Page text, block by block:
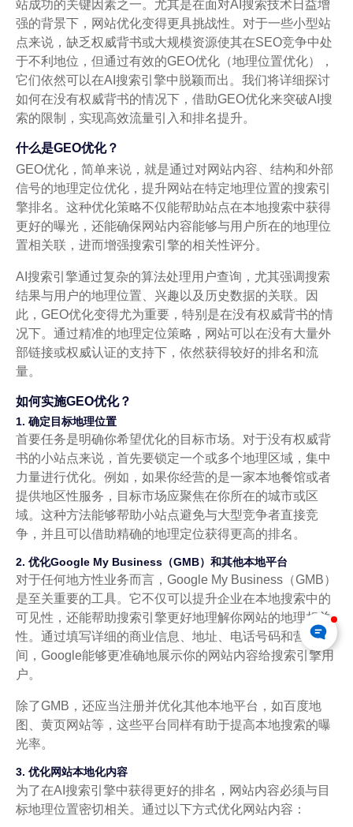
站成功的关键因素之一。尤其是在面对AI搜索技术日益增
强的背景下，网站优化变得更具挑战性。对于一些小型站
点来说，缺乏权威背书或大规模资源使其在SEO竞争中处
于不利地位，但通过有效的GEO优化（地理位置优化），
它们依然可以在AI搜索引擎中脱颖而出。我们将详细探讨
如何在没有权威背书的情况下，借助GEO优化来突破AI搜
索的限制，实现高效流量引入和排名提升。
什么是GEO优化？
GEO优化，简单来说，就是通过对网站内容、结构和外部
信号的地理定位优化，提升网站在特定地理位置的搜索引
擎排名。这种优化策略不仅能帮助站点在本地搜索中获得
更好的曝光，还能确保网站内容能够与用户所在的地理位
置相关联，进而增强搜索引擎的相关性评分。
AI搜索引擎通过复杂的算法处理用户查询，尤其强调搜索
结果与用户的地理位置、兴趣以及历史数据的关联。因
此，GEO优化变得尤为重要，特别是在没有权威背书的情
况下。通过精准的地理定位策略，网站可以在没有大量外
部链接或权威认证的支持下，依然获得较好的排名和流
量。
如何实施GEO优化？
1. 确定目标地理位置
首要任务是明确你希望优化的目标市场。对于没有权威背
书的小站点来说，首先要锁定一个或多个地理区域，集中
力量进行优化。例如，如果你经营的是一家本地餐馆或者
提供地区性服务，目标市场应聚焦在你所在的城市或区
域。这种方法能够帮助小站点避免与大型竞争者直接竞
争，并且可以借助精确的地理定位获得更高的排名。
2. 优化Google My Business（GMB）和其他本地平台
对于任何地方性业务而言，Google My Business（GMB）
是至关重要的工具。它不仅可以提升企业在本地搜索中的
可见性，还能帮助搜索引擎更好地理解你网站的地理相关
性。通过填写详细的商业信息、地址、电话号码和营业时
间，Google能够更准确地展示你的网站内容给搜索引擎用
户。
除了GMB，还应当注册并优化其他本地平台，如百度地
图、黄页网站等，这些平台同样有助于提高本地搜索的曝
光率。
3. 优化网站本地化内容
为了在AI搜索引擎中获得更好的排名，网站内容必须与目
标地理位置密切相关。通过以下方式优化网站内容：